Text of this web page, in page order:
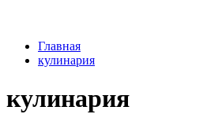
Главная
кулинария
кулинария